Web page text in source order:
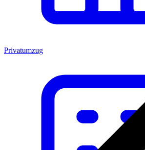
Privatumzug